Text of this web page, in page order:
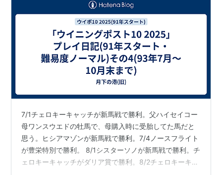
7/1チェロキーキャッチが新馬戦で勝利。父ハイセイコー
母ワンスウエドの牡馬で、母購入時に受胎してた馬だと
思う。ヒシアマゾンが新馬戦で勝利。7/4ノースフライト
が豊栄特別で勝利。 8/1シスターソノが新馬戦で勝利。チ
ェロキーキャッチがダリア賞で勝利。8/2チェロキーキャ